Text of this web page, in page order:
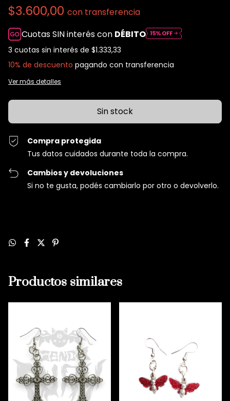
$3.600,00 con transferencia
Cuotas SIN interés con DÉBITO
3 cuotas sin interés de $1.333,33
10% de descuento pagando con transferencia
Ver más detalles
Compra protegida
Tus datos cuidados durante toda la compra.
Cambios y devoluciones
Si no te gusta, podés cambiarlo por otro o devolverlo.
Productos similares